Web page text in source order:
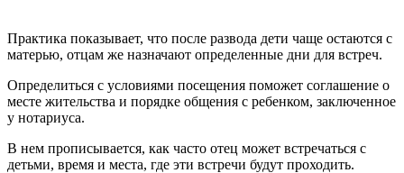
Практика показывает, что после развода дети чаще остаются с
матерью, отцам же назначают определенные дни для встреч.
Определиться с условиями посещения поможет соглашение о
месте жительства и порядке общения с ребенком, заключенное
у нотариуса.
В нем прописывается, как часто отец может встречаться с
детьми, время и места, где эти встречи будут проходить.